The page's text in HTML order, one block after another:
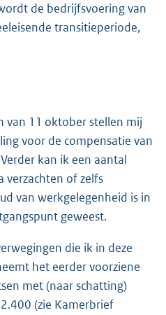
de bedrijfsvoering van
transitieperiode,
van 11 oktober stellen mij
voor de compensatie van
kan ik een aantal
verzachten of zelfs
van werkgelegenheid is in
geweest.
die ik in deze
het eerder voorziene
met (naar schatting)
(zie Kamerbrief